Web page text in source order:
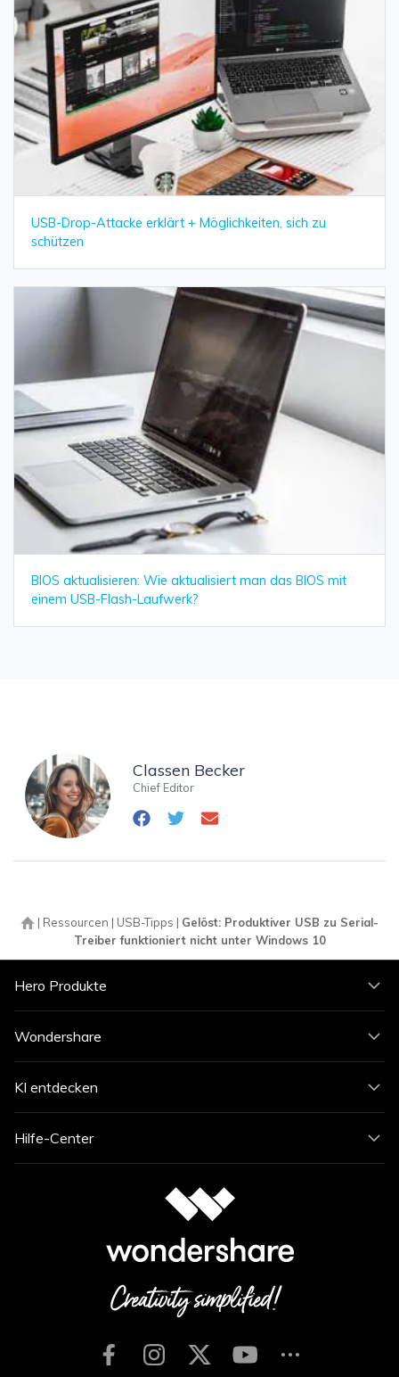
USB-Drop-Attacke erklärt + Möglichkeiten, sich zu
schützen
BIOS aktualisieren: Wie aktualisiert man das BIOS mit
einem USB-Flash-Laufwerk?
Classen Becker
Chief Editor
| Ressourcen | USB-Tipps | Gelöst: Produktiver USB zu Serial-
Treiber funktioniert nicht unter Windows 10
Hero Produkte
Wondershare
KI entdecken
Hilfe-Center